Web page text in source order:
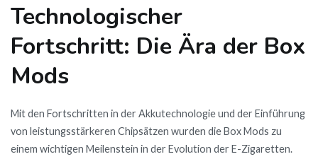
Technologischer
Fortschritt: Die Ära der Box
Mods
Mit den Fortschritten in der Akkutechnologie und der Einführung
von leistungsstärkeren Chipsätzen wurden die Box Mods zu
einem wichtigen Meilenstein in der Evolution der E-Zigaretten.